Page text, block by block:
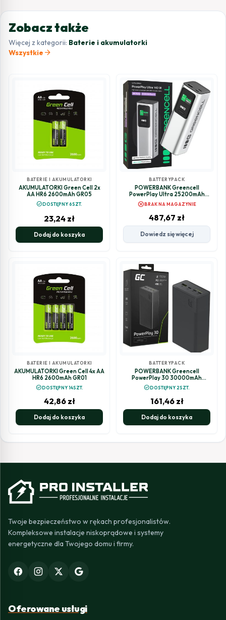
Zobacz także
Więcej z kategorii: Baterie i akumulatorki
Wszystkie arrow_forward
BATERIE I AKUMULATORKI
AKUMULATORKI Green Cell 2x
AA HR6 2600mAh GR05
check_circleDOSTĘPNY 6SZT.
23,24 zł
Dodaj do koszyka
BATTERYPACK
POWERBANK Greencell
PowerPlay Ultra 25200mAh
SZYBKIE ŁADOWANIE 140W 2x
USB-C PD 1x USB-A
cancelBRAK NA MAGAZYNIE
487,67 zł
Dowiedz się więcej
BATERIE I AKUMULATORKI
AKUMULATORKI Green Cell 4x AA
HR6 2600mAh GR01
check_circleDOSTĘPNY 14SZT.
42,86 zł
Dodaj do koszyka
BATTERYPACK
POWERBANK Greencell
PowerPlay 30 30000mAh
SZYBKIE ŁADOWANIE 22,5W 3x
USB-C PD 1x USB-A
check_circleDOSTĘPNY 2SZT.
161,46 zł
Dodaj do koszyka
Twoje bezpieczeństwo w rękach profesjonalistów.
Kompleksowe instalacje niskoprądowe i systemy
energetyczne dla Twojego domu i firmy.
Oferowane usługi